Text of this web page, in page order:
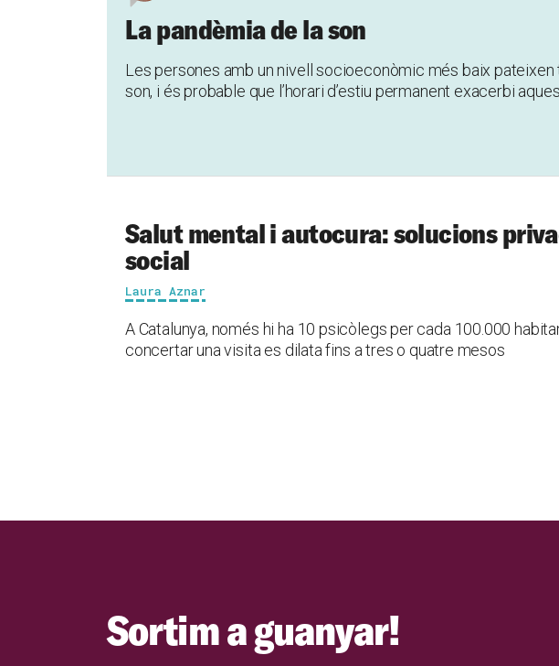
La pandèmia de la son
Les persones amb un nivell socioeconòmic més baix
son, i és probable que l’horari d’estiu permanent exacerbi
Salut mental i autocura: solucions
social
Laura Aznar
A Catalunya, només hi ha 10 psicòlegs per cada 100.000
concertar una visita es dilata fins a tres o quatre mesos
Sortim a guanyar!